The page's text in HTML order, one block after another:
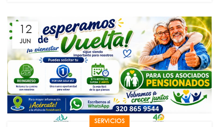
12
JUN
SERVICIOS